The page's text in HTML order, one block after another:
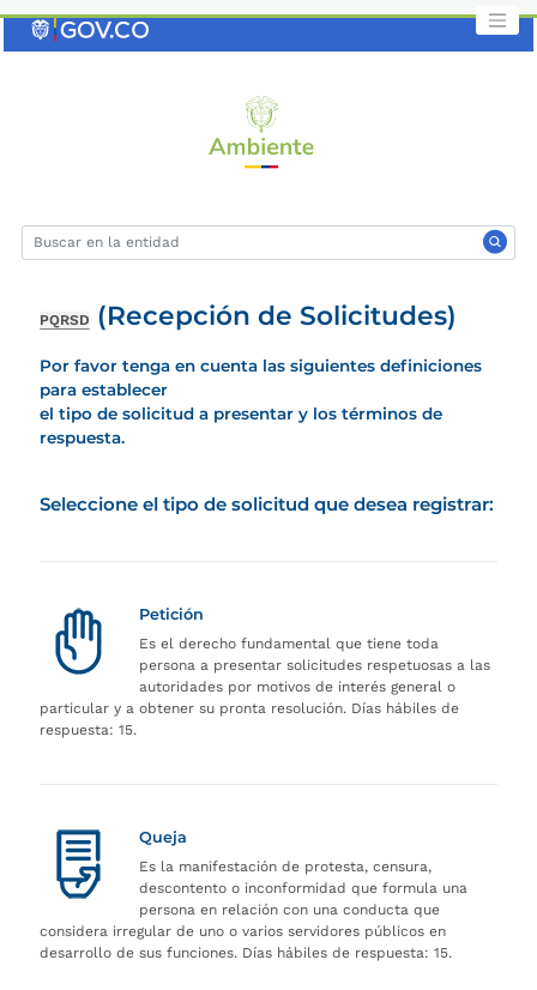
PQRSD (Recepción de Solicitudes)
Por favor tenga en cuenta las siguientes definiciones
para establecer
el tipo de solicitud a presentar y los términos de
respuesta.
Seleccione el tipo de solicitud que desea registrar:
Petición
Es el derecho fundamental que tiene toda
persona a presentar solicitudes respetuosas a las
autoridades por motivos de interés general o
particular y a obtener su pronta resolución. Días hábiles de
respuesta: 15.
Queja
Es la manifestación de protesta, censura,
descontento o inconformidad que formula una
persona en relación con una conducta que
considera irregular de uno o varios servidores públicos en
desarrollo de sus funciones. Días hábiles de respuesta: 15.